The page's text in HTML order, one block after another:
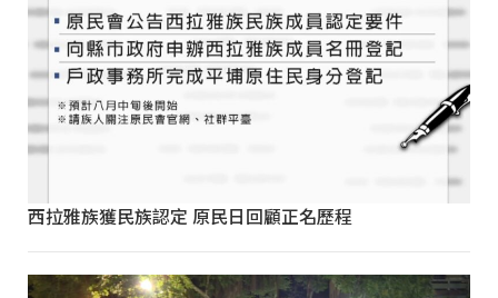
西拉雅族獲民族認定 原民日回顧正名歷程